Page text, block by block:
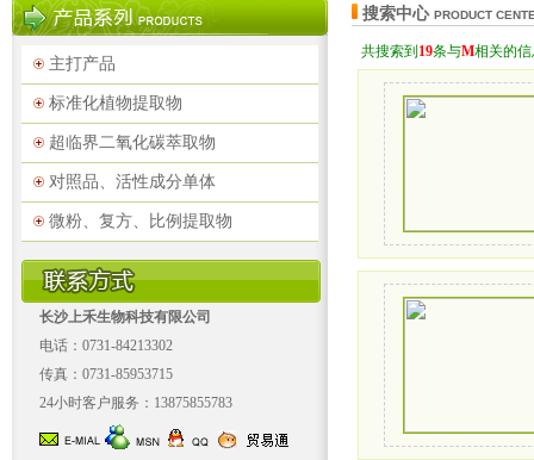
主打产品
标准化植物提取物
超临界二氧化碳萃取物
对照品、活性成分单体
微粉、复方、比例提取物
长沙上禾生物科技有限公司
电话：0731-84213302
传真：0731-85953715
24小时客户服务：13875855783
搜索中心 PRODUCT
共搜索到 19条与M相关的